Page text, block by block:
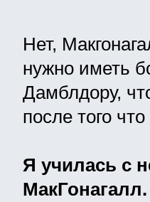
Нет,
нужно иметь
Дамблдору,
после того
Я училась с